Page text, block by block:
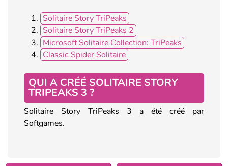
Solitaire Story TriPeaks
Solitaire Story TriPeaks 2
Microsoft Solitaire Collection: TriPeaks
Classic Spider Solitaire
QUI A CRÉÉ SOLITAIRE STORY
TRIPEAKS 3 ?
Solitaire Story TriPeaks 3 a été créé par
Softgames.